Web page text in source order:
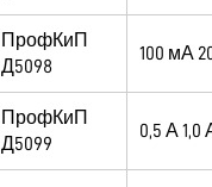
ПрофКиП
Д5098
100 мА
ПрофКиП
Д5099
0,5 А 1,0